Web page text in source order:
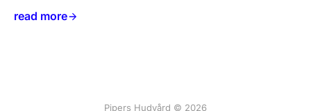
read more
Pipers Hudvård © 2026